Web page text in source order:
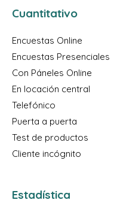
Cuantitativo
Encuestas Online
Encuestas Presenciales
Con Páneles Online
En locación central
Telefónico
Puerta a puerta
Test de productos
Cliente incógnito
Estadística